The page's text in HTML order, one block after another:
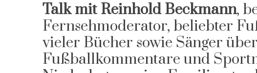
Talk mit Reinhold Beckmann,
Fernsehmoderator, beliebter
vieler Bücher sowie Sänger
Fußballkommentare und